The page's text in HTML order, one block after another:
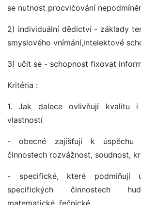
se nutnost procvičování
2) individuální dědictví - základy
smyslového vnímání,intelektové
3) učit se - schopnost fixovat
Kritéria :
1. Jak dalece ovlivňují kvalitu i
vlastností
- obecné zajišťují k úspěchu
činnostech rozvážnost, soudnost,
- specifické, které podmiňují
specifických činnostech